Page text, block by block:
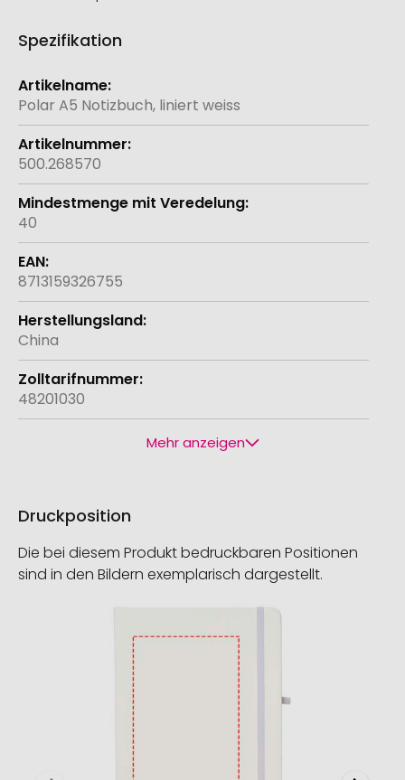
Spezifikation
Weitere
Informationen
Polar A5 Notizbuch, liniert weiss
500.268570
40
8713159326755
China
48201030
Mehr anzeigen
Druckposition
Die bei diesem Produkt bedruckbaren Positionen
sind in den Bildern exemplarisch dargestellt.